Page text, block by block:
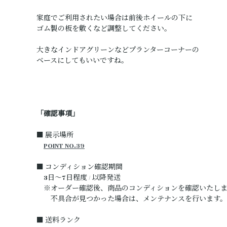
家庭でご利用されたい場合は前後ホイールの下に
ゴム製の板を敷くなど調整してください。
大きなインドアグリーンなどプランターコーナーの
ベースにしてもいいですね。
「確認事項」
■ 展示場所
POINT NO.39
■ コンディション確認期間
3日～7日程度 / 以降発送
※オーダー確認後、商品のコンディションを確認いたし
不具合が見つかった場合は、メンテナンスを行います。
■ 送料ランク